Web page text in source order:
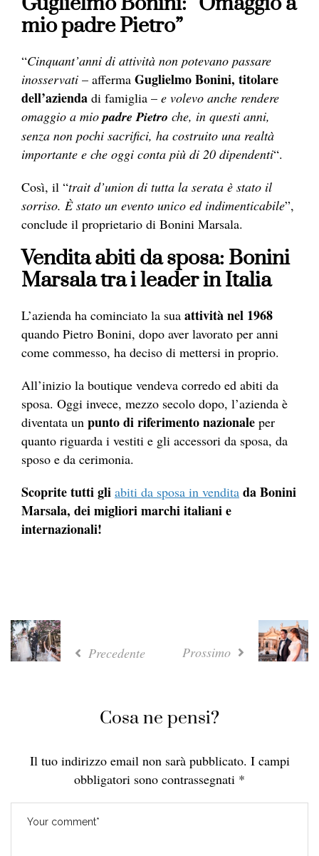
mio padre Pietro”
“Cinquant’anni di attività non potevano passare
inosservati – afferma Guglielmo Bonini, titolare
dell’azienda di famiglia – e volevo anche rendere
omaggio a miopadre Pietro che, in questi anni,
senza non pochi sacrifici, ha costruito una realtà
importante e che oggi conta più di 20 dipendenti“.
Così, il “trait d’union di tutta la serata è stato il
sorriso. È stato un evento unico ed indimenticabile”,
conclude il proprietario di Bonini Marsala.
Vendita abiti da sposa: Bonini
Marsala tra i leader in Italia
L’azienda ha cominciato la sua attività nel 1968
quando Pietro Bonini, dopo aver lavorato per anni
come commesso, ha deciso di mettersi in proprio.
All’inizio la boutique vendeva corredo ed abiti da
sposa. Oggi invece, mezzo secolo dopo, l’azienda è
diventata un punto di riferimento nazionale per
quanto riguarda i vestiti e gli accessori da sposa, da
sposo e da cerimonia.
Scoprite tutti gli abiti da sposa in vendita da Bonini
Marsala, dei migliori marchi italiani e
internazionali!
Precedente Prossimo
Cosa ne pensi?
Il tuo indirizzo email non sarà pubblicato. I campi
obbligatori sono contrassegnati *